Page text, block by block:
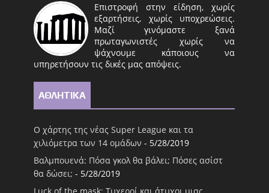
Επιστροφή στην είδηση, χωρίς
εξαρτήσεις, χωρίς υποχρεώσεις.
Μαζί γινόμαστε ξανά
πρωταγωνιστές χωρίς να
ψάχνουμε κάποιους να
υπηρετήσουν τις δικές μας απόψεις.
ΑΘΛΗΤΙΚΑ
Ο χάρτης της νέας Super League και τα
χιλιόμετρα των 14 ομάδων - 5/28/2019
Βαλμπουενά: Πόσα γκολ θα βάλει; Πόσες ασίστ
θα δώσει; - 5/28/2019